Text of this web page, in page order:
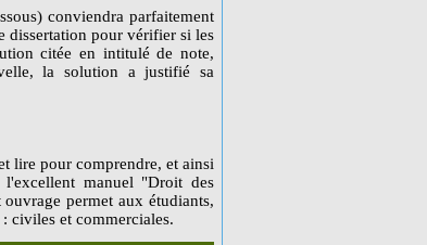
conviendra parfaitement
dissertation pour vérifier si les
citée en intitulé de note,
la solution a justifié sa
lire pour comprendre, et ainsi
manuel "Droit des
permet aux étudiants,
civiles et commerciales.